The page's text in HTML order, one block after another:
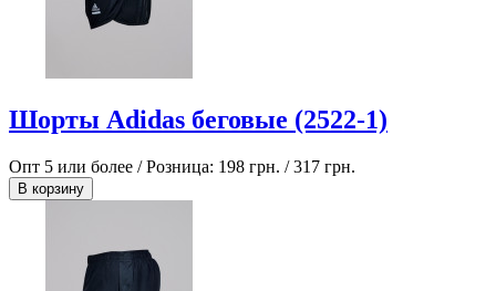
Шорты Adidas беговые (2522-1)
Опт 5 или более / Розница: 198 грн. /317 грн.
В корзину